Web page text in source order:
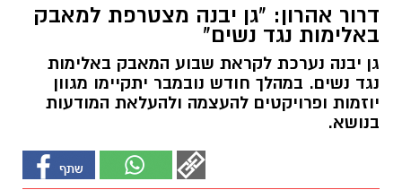
דרור אהרון: "גן יבנה מצטרפת למאבק
באלימות נגד נשים"
גן יבנה נערכת לקראת שבוע המאבק באלימות
נגד נשים. במהלך חודש נובמבר יתקיימו מגוון
יוזמות ופרויקטים להעצמה ולהעלאת המודעות
בנושא.